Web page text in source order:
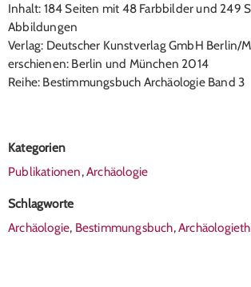
Inhalt: 184 Seiten mit 48 Farbbilder und 249
Abbildungen
Verlag: Deutscher Kunstverlag GmbH Berlin/
erschienen: Berlin und München 2014
Reihe: Bestimmungsbuch Archäologie Band 3
Kategorien
Publikationen,Archäologie
Schlagworte
Archäologie, Bestimmungsbuch,